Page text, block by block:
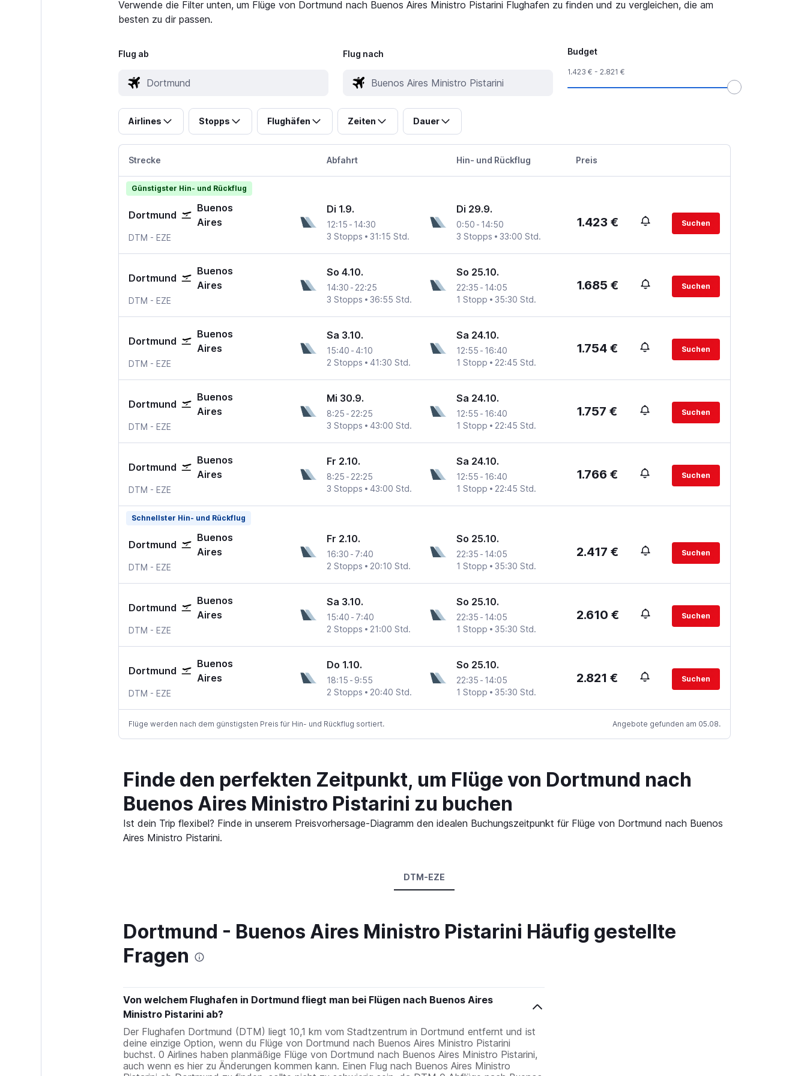
Verwende die Filter unten, um Flüge von Dortmund nach Buenos Aires Ministro Pistarini Flughafen zu finden und zu vergleichen, die am
besten zu dir passen.
Flug ab Flug nach Budget
1.423 € - 2.821 €
Airlines Stopps Flughäfen Zeiten Dauer
Strecke Abfahrt Hin- und Rückflug Preis
Günstigster Hin- und Rückflug
Dortmund
Buenos
Aires
DTM Dortmund
- EZE
Di 1.9.
12:15 - 14:30
3 Stopps
31:15 Std.
Di 29.9.
0:50 - 14:50
3 Stopps
33:00 Std.
1.423 € Suchen
Dortmund
Buenos
Aires
DTM Dortmund
- EZE
So 4.10.
14:30 - 22:25
3 Stopps
36:55 Std.
So 25.10.
22:35 - 14:05
1 Stopp
35:30 Std.
1.685 € Suchen
Dortmund
Buenos
Aires
DTM Dortmund
- EZE
Sa 3.10.
15:40 - 4:10
2 Stopps
41:30 Std.
Sa 24.10.
12:55 - 16:40
1 Stopp
22:45 Std.
1.754 € Suchen
Dortmund
Buenos
Aires
DTM Dortmund
- EZE
Mi 30.9.
8:25 - 22:25
3 Stopps
43:00 Std.
Sa 24.10.
12:55 - 16:40
1 Stopp
22:45 Std.
1.757 € Suchen
Dortmund
Buenos
Aires
DTM Dortmund
- EZE
Fr 2.10.
8:25 - 22:25
3 Stopps
43:00 Std.
Sa 24.10.
12:55 - 16:40
1 Stopp
22:45 Std.
1.766 € Suchen
Schnellster Hin- und Rückflug
Dortmund
Buenos
Aires
DTM Dortmund
- EZE
Fr 2.10.
16:30 - 7:40
2 Stopps
20:10 Std.
So 25.10.
22:35 - 14:05
1 Stopp
35:30 Std.
2.417 € Suchen
Dortmund
Buenos
Aires
DTM Dortmund
- EZE
Sa 3.10.
15:40 - 7:40
2 Stopps
21:00 Std.
So 25.10.
22:35 - 14:05
1 Stopp
35:30 Std.
2.610 € Suchen
Dortmund
Buenos
Aires
DTM Dortmund
- EZE
Do 1.10.
18:15 - 9:55
2 Stopps
20:40 Std.
So 25.10.
22:35 - 14:05
1 Stopp
35:30 Std.
2.821 € Suchen
Flüge werden nach dem günstigsten Preis für Hin- und Rückflug sortiert. Angebote gefunden am 05.08.
Finde den perfekten Zeitpunkt, um Flüge von Dortmund nach
Buenos Aires Ministro Pistarini zu buchen
Ist dein Trip flexibel? Finde in unserem Preisvorhersage-Diagramm den idealen Buchungszeitpunkt für Flüge von Dortmund nach Buenos
Aires Ministro Pistarini.
DTM-EZE
Dortmund - Buenos Aires Ministro Pistarini Häufig gestellte
Fragen
Von welchem Flughafen in Dortmund fliegt man bei Flügen nach Buenos Aires
Ministro Pistarini ab?
Der Flughafen Dortmund (DTM) liegt 10,1 km vom Stadtzentrum in Dortmund entfernt und ist
deine einzige Option, wenn du Flüge von Dortmund nach Buenos Aires Ministro Pistarini
buchst. 0 Airlines haben planmäßige Flüge von Dortmund nach Buenos Aires Ministro Pistarini,
auch wenn es hier zu Änderungen kommen kann. Einen Flug nach Buenos Aires Ministro